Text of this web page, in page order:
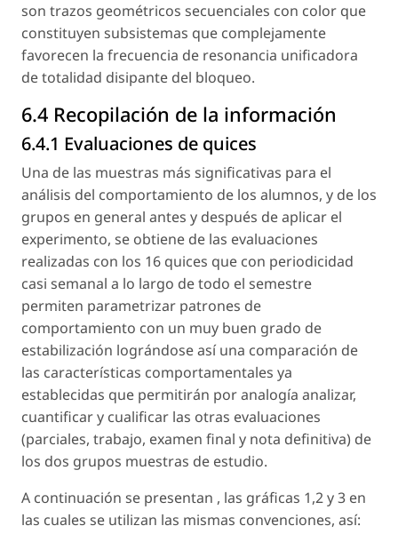
son trazos geométricos secuenciales con color que
constituyen subsistemas que complejamente
favorecen la frecuencia de resonancia unificadora
de totalidad disipante del bloqueo.
6.4 Recopilación de la información
6.4.1 Evaluaciones de quices
Una de las muestras más significativas para el
análisis del comportamiento de los alumnos, y de los
grupos en general antes y después de aplicar el
experimento, se obtiene de las evaluaciones
realizadas con los 16 quices que con periodicidad
casi semanal a lo largo de todo el semestre
permiten parametrizar patrones de
comportamiento con un muy buen grado de
estabilización lográndose así una comparación de
las características comportamentales ya
establecidas que permitirán por analogía analizar,
cuantificar y cualificar las otras evaluaciones
(parciales, trabajo, examen final y nota definitiva) de
los dos grupos muestras de estudio.
A continuación se presentan , las gráficas 1,2 y 3 en
las cuales se utilizan las mismas convenciones, así: